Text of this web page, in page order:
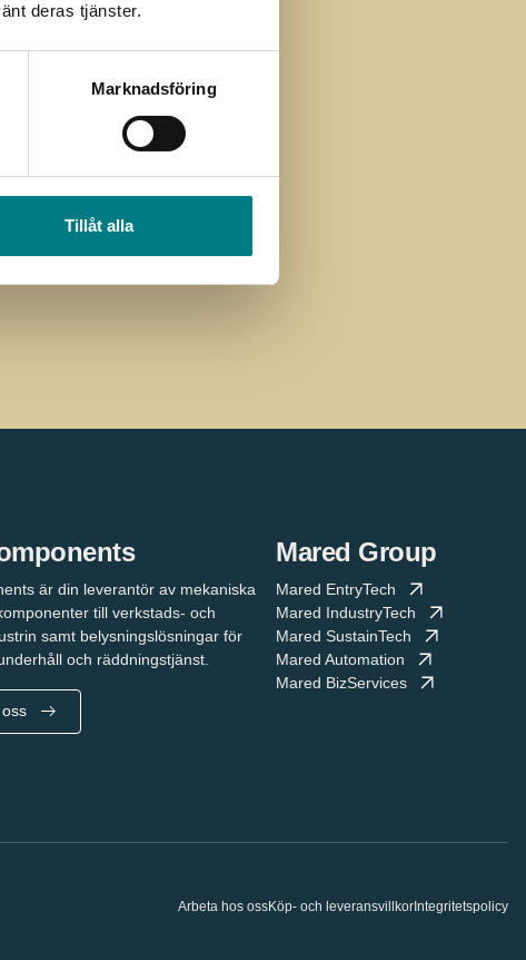
deras tjänster.
Marknadsföring
Tillåt alla
är din leverantör av mekaniska
till verkstads- och
samt belysningslösningar för
och räddningstjänst.
Mared Group
Mared EntryTech
Mared IndustryTech
Mared SustainTech
Mared Automation
Mared BizServices
Arbeta hos ossKöp- och leveransvillkor Integritetspolicy